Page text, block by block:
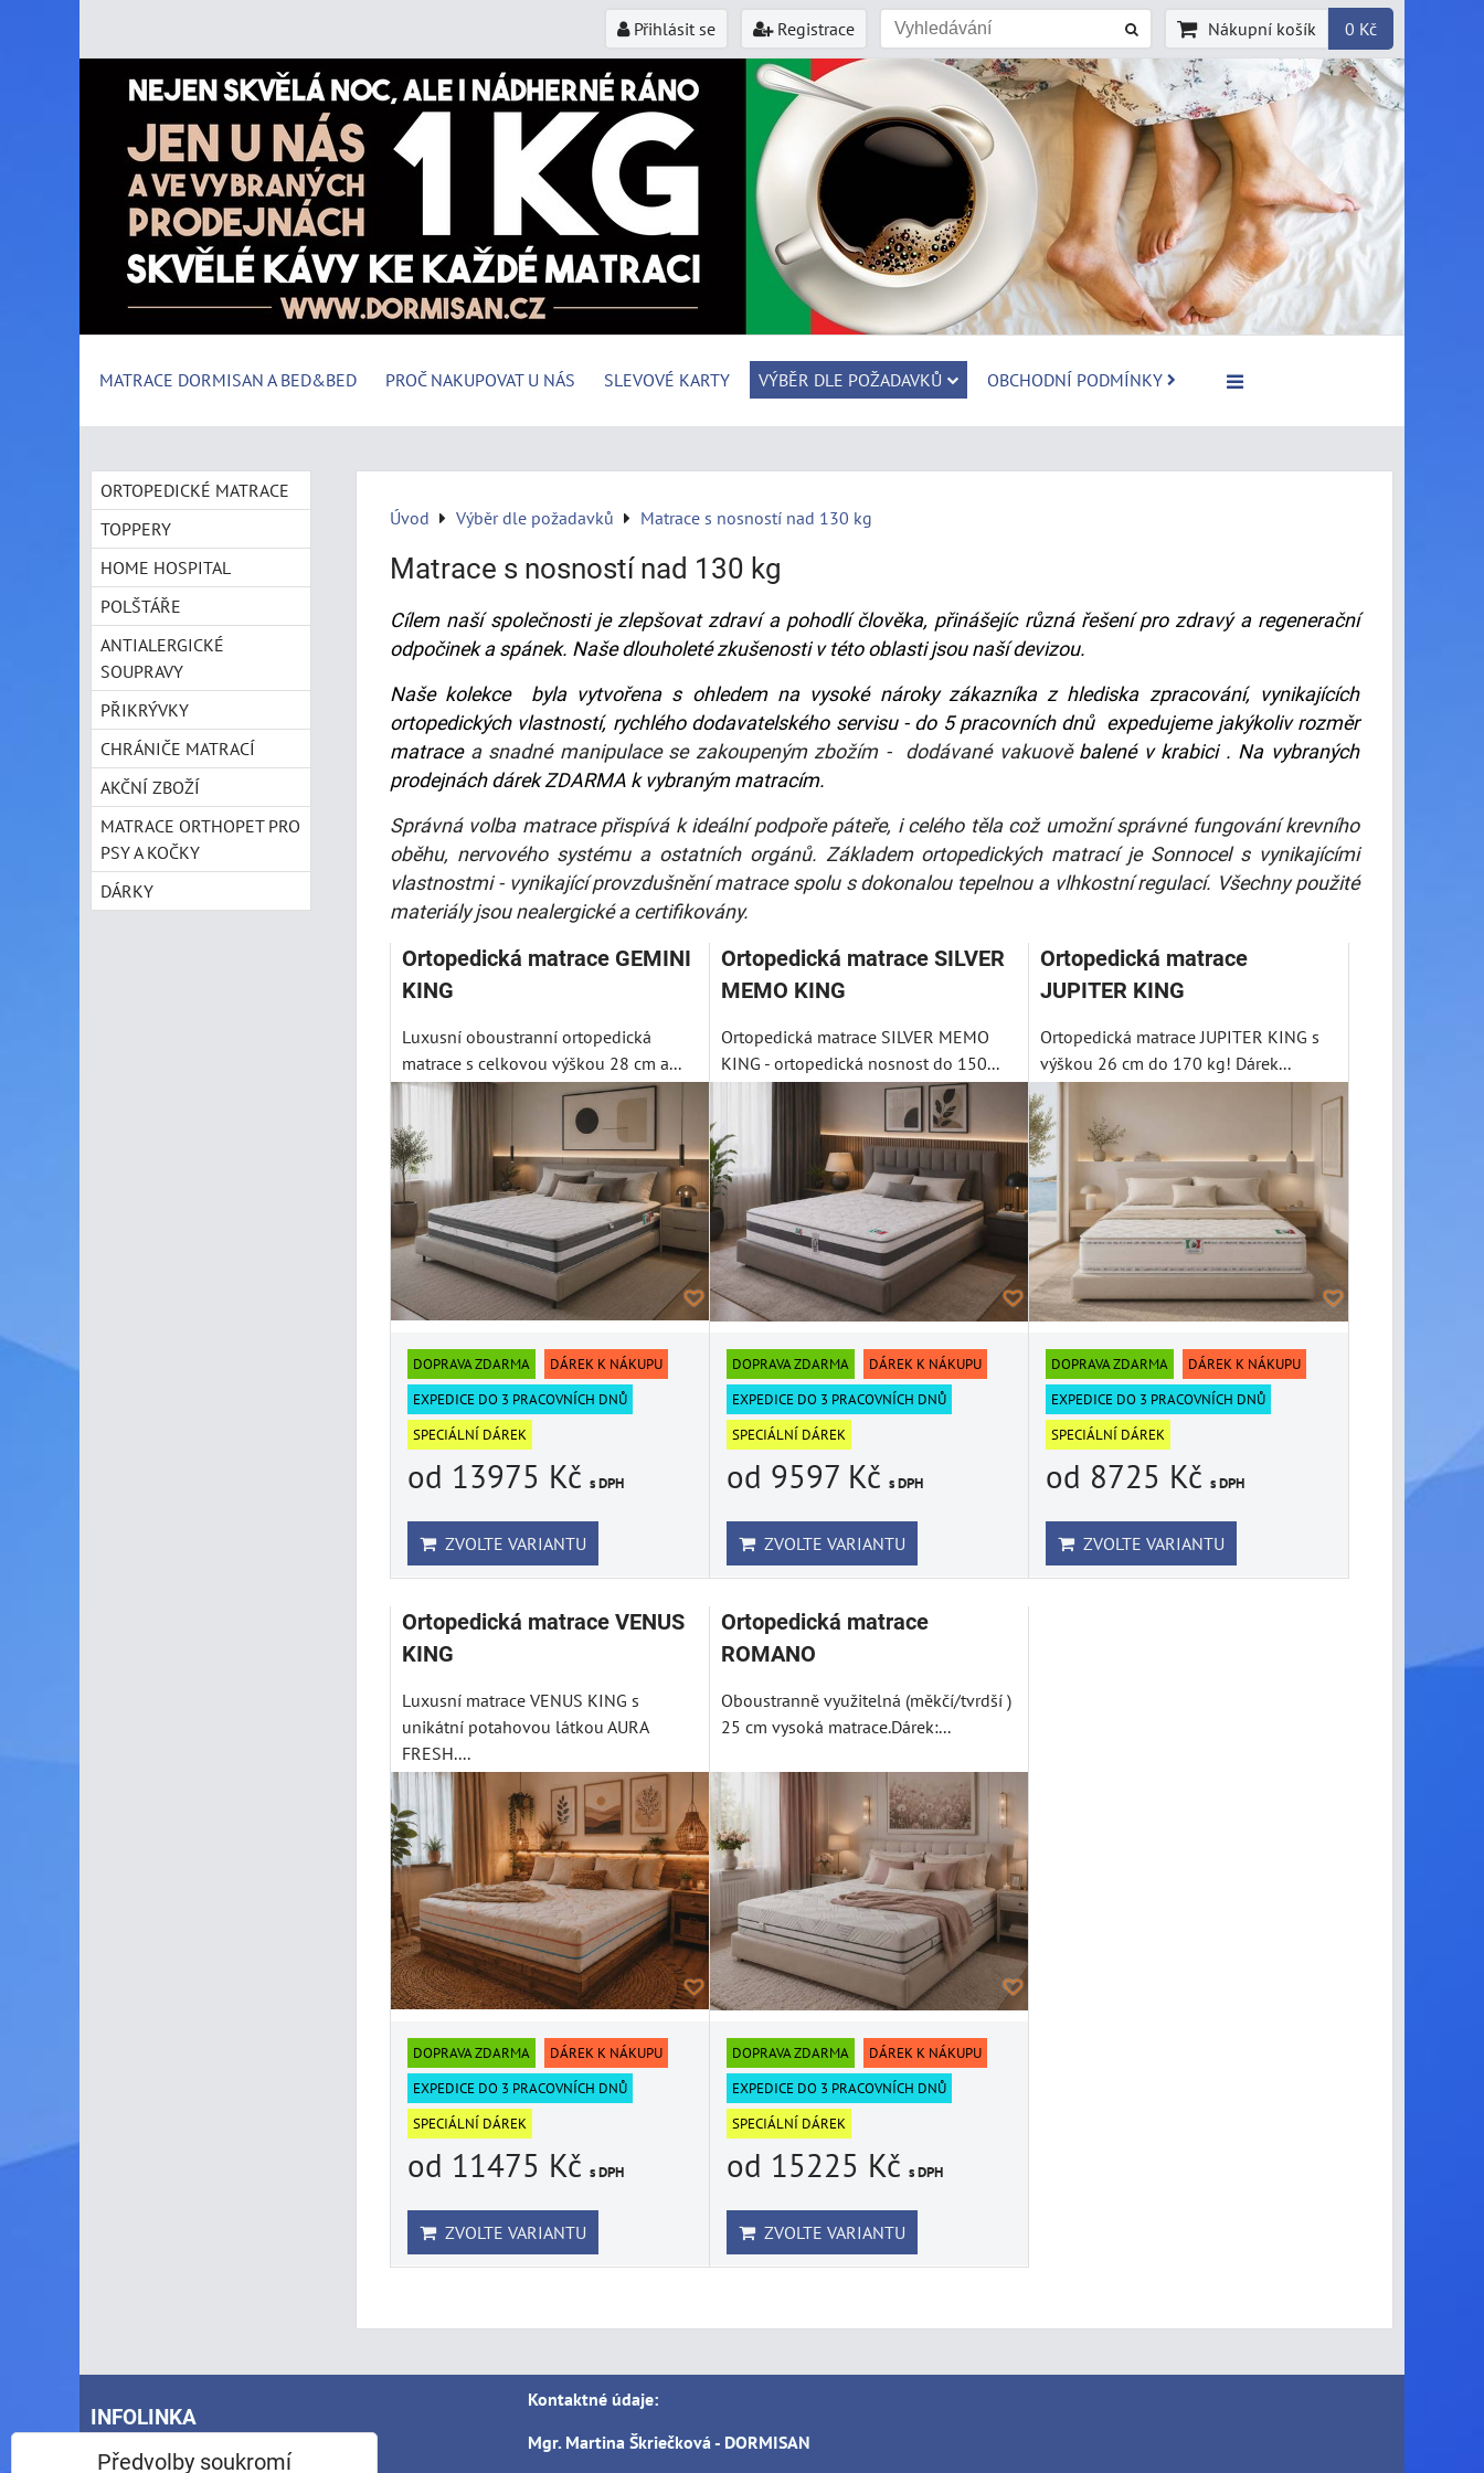
Přihlásit se Registrace Nákupní košík 0 Kč
MATRACE DORMISAN A BED&BED PROČ NAKUPOVAT U NÁS SLEVOVÉ KARTY VÝBĚR DLE POŽADAVKŮ OBCHODNÍ PODMÍNKY
Úvod Výběr dle požadavků Matrace s nosností nad 130 kg
Matrace s nosností nad 130 kg
Cílem naší společnosti je zlepšovat zdraví a pohodlí člověka, přinášejíc různá řešení pro zdravý a regenerační
odpočinek a spánek. Naše dlouholeté zkušenosti v této oblasti jsou naší devizou.
Naše kolekce byla vytvořena s ohledem na vysoké nároky zákazníka z hlediska zpracování, vynikajících
ortopedických vlastností, rychlého dodavatelského servisu - do 5 pracovních dnů expedujeme jakýkoliv rozměr
matrace a snadné manipulace se zakoupeným zbožím - dodávané vakuověbalené v krabici . Na vybraných
prodejnách dárek ZDARMA k vybraným matracím.
Správná volba matrace přispívá k ideální podpoře páteře, i celého těla což umožní správné fungování krevního
oběhu, nervového systému a ostatních orgánů. Základem ortopedických matrací je Sonnocel s vynikajícími
vlastnostmi - vynikající provzdušnění matrace spolu s dokonalou tepelnou a vlhkostní regulací. Všechny použité
materiály jsou nealergické a certifikovány.
Ortopedická matrace GEMINI
KING
Luxusní oboustranní ortopedická
matrace s celkovou výškou 28 cm a...
DOPRAVA ZDARMA
DÁREK K NÁKUPU
EXPEDICE DO 3 PRACOVNÍCH DNŮ
SPECIÁLNÍ DÁREK
od 13975 Kč s DPH
ZVOLTE VARIANTU
Ortopedická matrace SILVER
MEMO KING
Ortopedická matrace SILVER MEMO
KING - ortopedická nosnost do 150...
DOPRAVA ZDARMA
DÁREK K NÁKUPU
EXPEDICE DO 3 PRACOVNÍCH DNŮ
SPECIÁLNÍ DÁREK
od 9597 Kč s DPH
ZVOLTE VARIANTU
Ortopedická matrace
JUPITER KING
Ortopedická matrace JUPITER KING s
výškou 26 cm do 170 kg! Dárek...
DOPRAVA ZDARMA
DÁREK K NÁKUPU
EXPEDICE DO 3 PRACOVNÍCH DNŮ
SPECIÁLNÍ DÁREK
od 8725 Kčs DPH
ZVOLTE VARIANTU
Ortopedická matrace VENUS
KING
Luxusní matrace VENUS KING s
unikátní potahovou látkou AURA
FRESH....
DOPRAVA ZDARMA
DÁREK K NÁKUPU
EXPEDICE DO 3 PRACOVNÍCH DNŮ
SPECIÁLNÍ DÁREK
od 11475 Kč s DPH
ZVOLTE VARIANTU
Ortopedická matrace
ROMANO
Oboustranně využitelná (měkčí/tvrdší )
25 cm vysoká matrace.Dárek:...
DOPRAVA ZDARMA
DÁREK K NÁKUPU
EXPEDICE DO 3 PRACOVNÍCH DNŮ
SPECIÁLNÍ DÁREK
od 15225 Kč s DPH
ZVOLTE VARIANTU
ORTOPEDICKÉ MATRACE
TOPPERY
HOME HOSPITAL
POLŠTÁŘE
ANTIALERGICKÉ
SOUPRAVY
PŘIKRÝVKY
CHRÁNIČE MATRACÍ
AKČNÍ ZBOŽÍ
MATRACE ORTHOPET PRO
PSY A KOČKY
DÁRKY
INFOLINKA
Telefon:
Kontaktné údaje:
Mgr. Martina Škriečková - DORMISAN
Předvolby soukromí